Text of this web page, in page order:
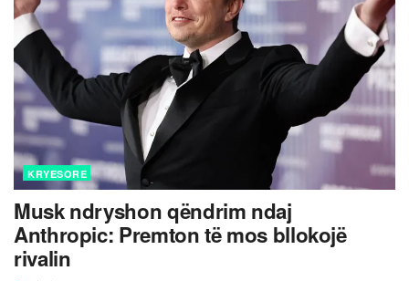
KRYESORE
Musk ndryshon qëndrim ndaj
Anthropic: Premton të mos bllokojë
rivalin